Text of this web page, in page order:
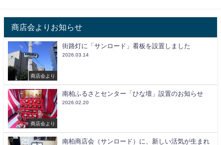
商店会よりお知らせ
商店会より
街路灯に「サンロード」看板を設置しました
2026.03.14
商店会より
南柏ふるさとセンター「ひな壇」設置のお知らせ
2026.02.20
南柏商店会（サンロード）に、新しい活気が生まれ